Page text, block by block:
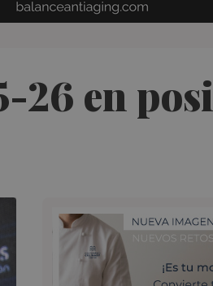
26 en